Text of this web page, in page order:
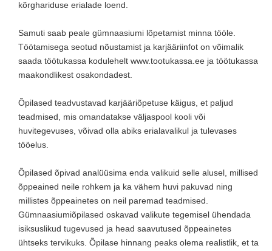
kõrghariduse erialade loend.
Samuti saab peale gümnaasiumi lõpetamist minna tööle.
Töötamisega seotud nõustamist ja karjääriinfot on võimalik
saada töötukassa kodulehelt www.tootukassa.ee ja töötukassa
maakondlikest osakondadest.
Õpilased teadvustavad karjääriõpetuse käigus, et paljud
teadmised, mis omandatakse väljaspool kooli või
huvitegevuses, võivad olla abiks erialavalikul ja tulevases
tööelus.
Õpilased õpivad analüüsima enda valikuid selle alusel, millised
õppeained neile rohkem ja ka vähem huvi pakuvad ning
millistes õppeainetes on neil paremad teadmised.
Gümnaasiumiõpilased oskavad valikute tegemisel ühendada
isiksuslikud tugevused ja head saavutused õppeainetes
ühtseks tervikuks. Õpilase hinnang peaks olema realistlik, et ta